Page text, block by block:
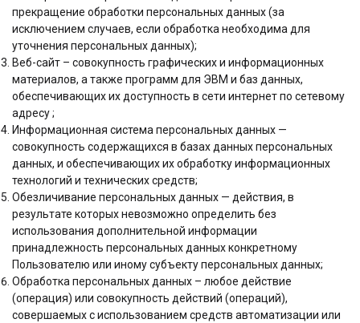
прекращение обработки персональных данных (за
исключением случаев, если обработка необходима для
уточнения персональных данных);
Веб-сайт – совокупность графических и информационных
материалов, а также программ для ЭВМ и баз данных,
обеспечивающих их доступность в сети интернет по сетевому
адресу ;
Информационная система персональных данных —
совокупность содержащихся в базах данных персональных
данных, и обеспечивающих их обработку информационных
технологий и технических средств;
Обезличивание персональных данных — действия, в
результате которых невозможно определить без
использования дополнительной информации
принадлежность персональных данных конкретному
Пользователю или иному субъекту персональных данных;
Обработка персональных данных – любое действие
(операция) или совокупность действий (операций),
совершаемых с использованием средств автоматизации или